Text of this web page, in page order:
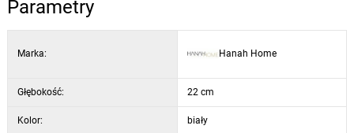
Parametry
Marka: Hanah Home
Głębokość: 22 cm
Kolor: biały